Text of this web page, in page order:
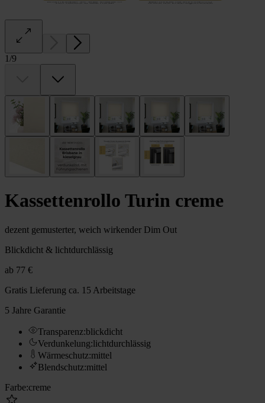
1/9
Kassettenrollo Turin creme
dezent gemusterter, weich wirkender Dim Out
Blickdicht & lichtdurchlässig
ab 77 €
Gratis Lieferung ca. 15 Arbeitstage
5 Jahre Garantie
Transparenz:blickdicht
Verdunkelung:lichtdurchlässig
Wärmeschutz:mittel
Blendschutz:mittel
Farbe:creme